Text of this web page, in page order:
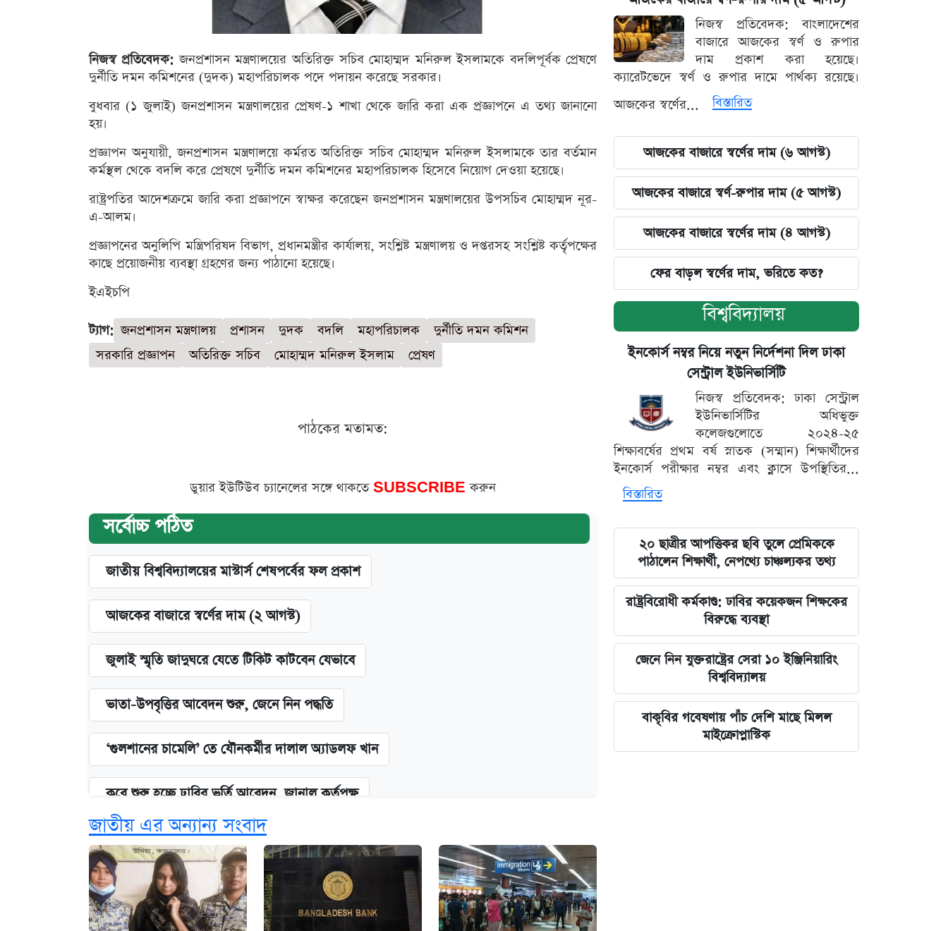
নিজস্ব প্রতিবেদক: জনপ্রশাসন মন্ত্রণালয়ের অতিরিক্ত সচিব মোহাম্মদ মনিরুল ইসলামকে বদলিপূর্বক প্রেষণে
দুর্নীতি দমন কমিশনের (দুদক) মহাপরিচালক পদে পদায়ন করেছে সরকার।
বুধবার (১ জুলাই) জনপ্রশাসন মন্ত্রণালয়ের প্রেষণ-১ শাখা থেকে জারি করা এক প্রজ্ঞাপনে এ তথ্য জানানো
হয়।
প্রজ্ঞাপন অনুযায়ী, জনপ্রশাসন মন্ত্রণালয়ে কর্মরত অতিরিক্ত সচিব মোহাম্মদ মনিরুল ইসলামকে তার বর্তমান
কর্মস্থল থেকে বদলি করে প্রেষণে দুর্নীতি দমন কমিশনের মহাপরিচালক হিসেবে নিয়োগ দেওয়া হয়েছে।
রাষ্ট্রপতির আদেশক্রমে জারি করা প্রজ্ঞাপনে স্বাক্ষর করেছেন জনপ্রশাসন মন্ত্রণালয়ের উপসচিব মোহাম্মদ নূর-
এ-আলম।
প্রজ্ঞাপনের অনুলিপি মন্ত্রিপরিষদ বিভাগ, প্রধানমন্ত্রীর কার্যালয়, সংশ্লিষ্ট মন্ত্রণালয় ও দপ্তরসহ সংশ্লিষ্ট কর্তৃপক্ষের
কাছে প্রয়োজনীয় ব্যবস্থা গ্রহণের জন্য পাঠানো হয়েছে।
ইএইচপি
ট্যাগ: জনপ্রশাসন মন্ত্রণালয় প্রশাসন দুদক বদলি মহাপরিচালক
দুর্নীতি দমন কমিশন
সরকারি প্রজ্ঞাপন
অতিরিক্ত সচিব মোহাম্মদ মনিরুল ইসলাম প্রেষণ
পাঠকের মতামত:
ডুয়ার ইউটিউব চ্যানেলের সঙ্গে থাকতে SUBSCRIBEকরুন
সর্বোচ্চ পঠিত
জাতীয় বিশ্ববিদ্যালয়ের মাস্টার্স শেষপর্বের ফল প্রকাশ
আজকের বাজারে স্বর্ণের দাম (২ আগস্ট)
জুলাই স্মৃতি জাদুঘরে যেতে টিকিট কাটবেন যেভাবে
ভাতা-উপবৃত্তির আবেদন শুরু, জেনে নিন পদ্ধতি
‘গুলশানের চামেলি’ তে যৌনকর্মীর দালাল অ্যাডলফ খান
কবে শুরু হচ্ছে ঢাবির ভর্তি আবেদন, জানাল কর্তৃপক্ষ
এক ক্লিকে জেনে নিন আইফোন ১৮ প্রো ম্যাক্সের দাম ও ফিচার
আজকের বাজারে স্বর্ণের দাম (৪ আগস্ট)
জাতীয় এর অন্যান্য সংবাদ
নিজস্ব প্রতিবেদক: বাংলাদেশের
বাজারে আজকের স্বর্ণ ও রুপার
দাম প্রকাশ করা হয়েছে।
ক্যারেটভেদে স্বর্ণ ও রুপার দামে পার্থক্য রয়েছে।
আজকের স্বর্ণের...
বিস্তারিত
আজকের বাজারে স্বর্ণের দাম (৬ আগস্ট)
আজকের বাজারে স্বর্ণ-রুপার দাম (৫ আগস্ট)
আজকের বাজারে স্বর্ণের দাম (৪ আগস্ট)
ফের বাড়ল স্বর্ণের দাম, ভরিতে কত?
বিশ্ববিদ্যালয়
ইনকোর্স নম্বর নিয়ে নতুন নির্দেশনা দিল ঢাকা
সেন্ট্রাল ইউনিভার্সিটি
নিজস্ব প্রতিবেদক: ঢাকা সেন্ট্রাল
ইউনিভার্সিটির অধিভুক্ত
কলেজগুলোতে ২০২৪-২৫
শিক্ষাবর্ষের প্রথম বর্ষ স্নাতক (সম্মান) শিক্ষার্থীদের
ইনকোর্স পরীক্ষার নম্বর এবং ক্লাসে উপস্থিতির...
বিস্তারিত
২০ ছাত্রীর আপত্তিকর ছবি তুলে প্রেমিককে
পাঠালেন শিক্ষার্থী, নেপথ্যে চাঞ্চল্যকর তথ্য
রাষ্ট্রবিরোধী কর্মকাণ্ড: ঢাবির কয়েকজন শিক্ষকের
বিরুদ্ধে ব্যবস্থা
জেনে নিন যুক্তরাষ্ট্রের সেরা ১০ ইঞ্জিনিয়ারিং
বিশ্ববিদ্যালয়
বাকৃবির গবেষণায় পাঁচ দেশি মাছে মিলল
মাইক্রোপ্লাস্টিক